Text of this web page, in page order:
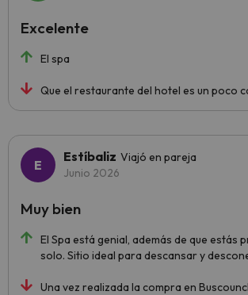
El spa
Que el restaurante del hotel es un poco
Excelente
Estíbaliz Viajó en pareja
Junio 2026
El Spa está genial, además de que estás
solo. Sitio ideal para descansar y
Una vez realizada la compra en
Muy bien